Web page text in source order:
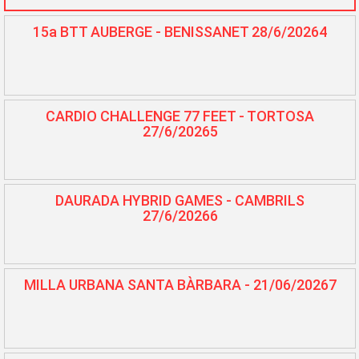
15a BTT AUBERGE - BENISSANET 28/6/20264
CARDIO CHALLENGE 77 FEET - TORTOSA
27/6/20265
DAURADA HYBRID GAMES - CAMBRILS
27/6/20266
MILLA URBANA SANTA BÀRBARA - 21/06/20267